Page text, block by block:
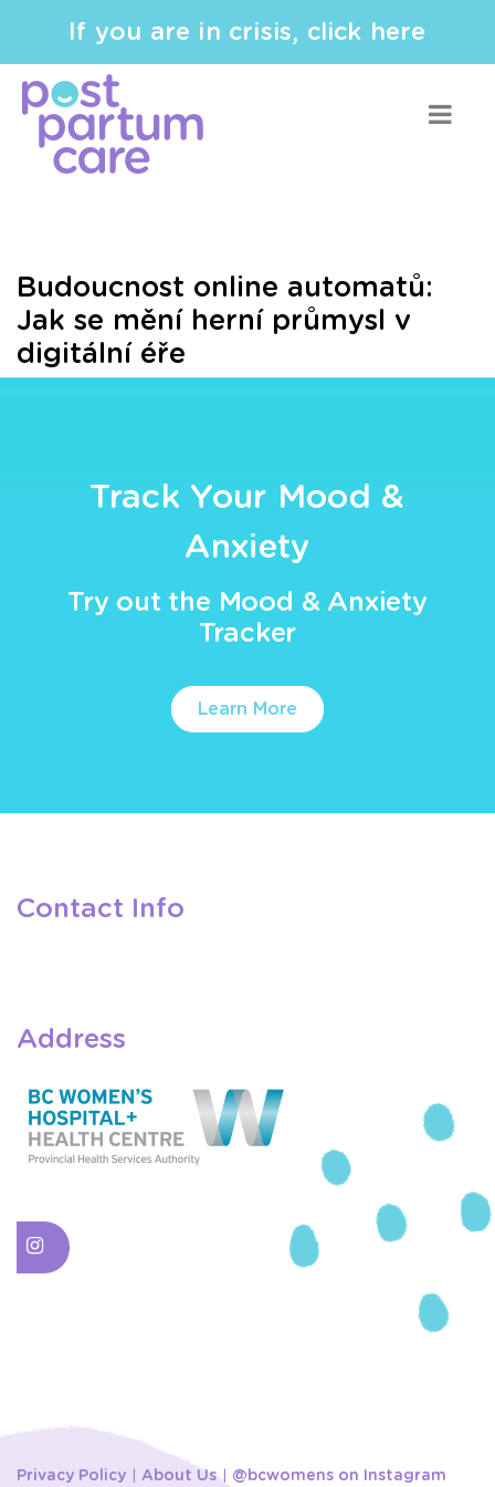
If you are in crisis, click here
Budoucnost online automatů:
Jak se mění herní průmysl v
digitální éře
Track Your Mood &
Anxiety
Try out the Mood & Anxiety
Tracker
Learn More
Contact Info
Address
Privacy Policy About Us @bcwomens on Instagram